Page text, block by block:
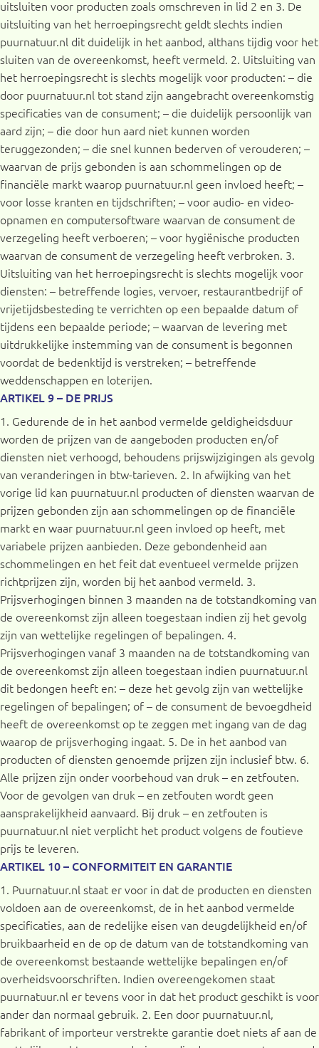
uitsluiten voor producten zoals omschreven in lid 2 en 3. De
uitsluiting van het herroepingsrecht geldt slechts indien
puurnatuur.nl dit duidelijk in het aanbod, althans tijdig voor het
sluiten van de overeenkomst, heeft vermeld. 2. Uitsluiting van
het herroepingsrecht is slechts mogelijk voor producten: – die
door puurnatuur.nl tot stand zijn aangebracht overeenkomstig
specificaties van de consument; – die duidelijk persoonlijk van
aard zijn; – die door hun aard niet kunnen worden
teruggezonden; – die snel kunnen bederven of verouderen; –
waarvan de prijs gebonden is aan schommelingen op de
financiële markt waarop puurnatuur.nl geen invloed heeft; –
voor losse kranten en tijdschriften; – voor audio- en video-
opnamen en computersoftware waarvan de consument de
verzegeling heeft verboeren; – voor hygiënische producten
waarvan de consument de verzegeling heeft verbroken. 3.
Uitsluiting van het herroepingsrecht is slechts mogelijk voor
diensten: – betreffende logies, vervoer, restaurantbedrijf of
vrijetijdsbesteding te verrichten op een bepaalde datum of
tijdens een bepaalde periode; – waarvan de levering met
uitdrukkelijke instemming van de consument is begonnen
voordat de bedenktijd is verstreken; – betreffende
weddenschappen en loterijen.
ARTIKEL 9 – DE PRIJS
1. Gedurende de in het aanbod vermelde geldigheidsduur
worden de prijzen van de aangeboden producten en/of
diensten niet verhoogd, behoudens prijswijzigingen als gevolg
van veranderingen in btw-tarieven. 2. In afwijking van het
vorige lid kan puurnatuur.nl producten of diensten waarvan de
prijzen gebonden zijn aan schommelingen op de financiële
markt en waar puurnatuur.nl geen invloed op heeft, met
variabele prijzen aanbieden. Deze gebondenheid aan
schommelingen en het feit dat eventueel vermelde prijzen
richtprijzen zijn, worden bij het aanbod vermeld. 3.
Prijsverhogingen binnen 3 maanden na de totstandkoming van
de overeenkomst zijn alleen toegestaan indien zij het gevolg
zijn van wettelijke regelingen of bepalingen. 4.
Prijsverhogingen vanaf 3 maanden na de totstandkoming van
de overeenkomst zijn alleen toegestaan indien puurnatuur.nl
dit bedongen heeft en: – deze het gevolg zijn van wettelijke
regelingen of bepalingen; of – de consument de bevoegdheid
heeft de overeenkomst op te zeggen met ingang van de dag
waarop de prijsverhoging ingaat. 5. De in het aanbod van
producten of diensten genoemde prijzen zijn inclusief btw. 6.
Alle prijzen zijn onder voorbehoud van druk – en zetfouten.
Voor de gevolgen van druk – en zetfouten wordt geen
aansprakelijkheid aanvaard. Bij druk – en zetfouten is
puurnatuur.nl niet verplicht het product volgens de foutieve
prijs te leveren.
ARTIKEL 10 – CONFORMITEIT EN GARANTIE
1. Puurnatuur.nl staat er voor in dat de producten en diensten
voldoen aan de overeenkomst, de in het aanbod vermelde
specificaties, aan de redelijke eisen van deugdelijkheid en/of
bruikbaarheid en de op de datum van de totstandkoming van
de overeenkomst bestaande wettelijke bepalingen en/of
overheidsvoorschriften. Indien overeengekomen staat
puurnatuur.nl er tevens voor in dat het product geschikt is voor
ander dan normaal gebruik. 2. Een door puurnatuur.nl,
fabrikant of importeur verstrekte garantie doet niets af aan de